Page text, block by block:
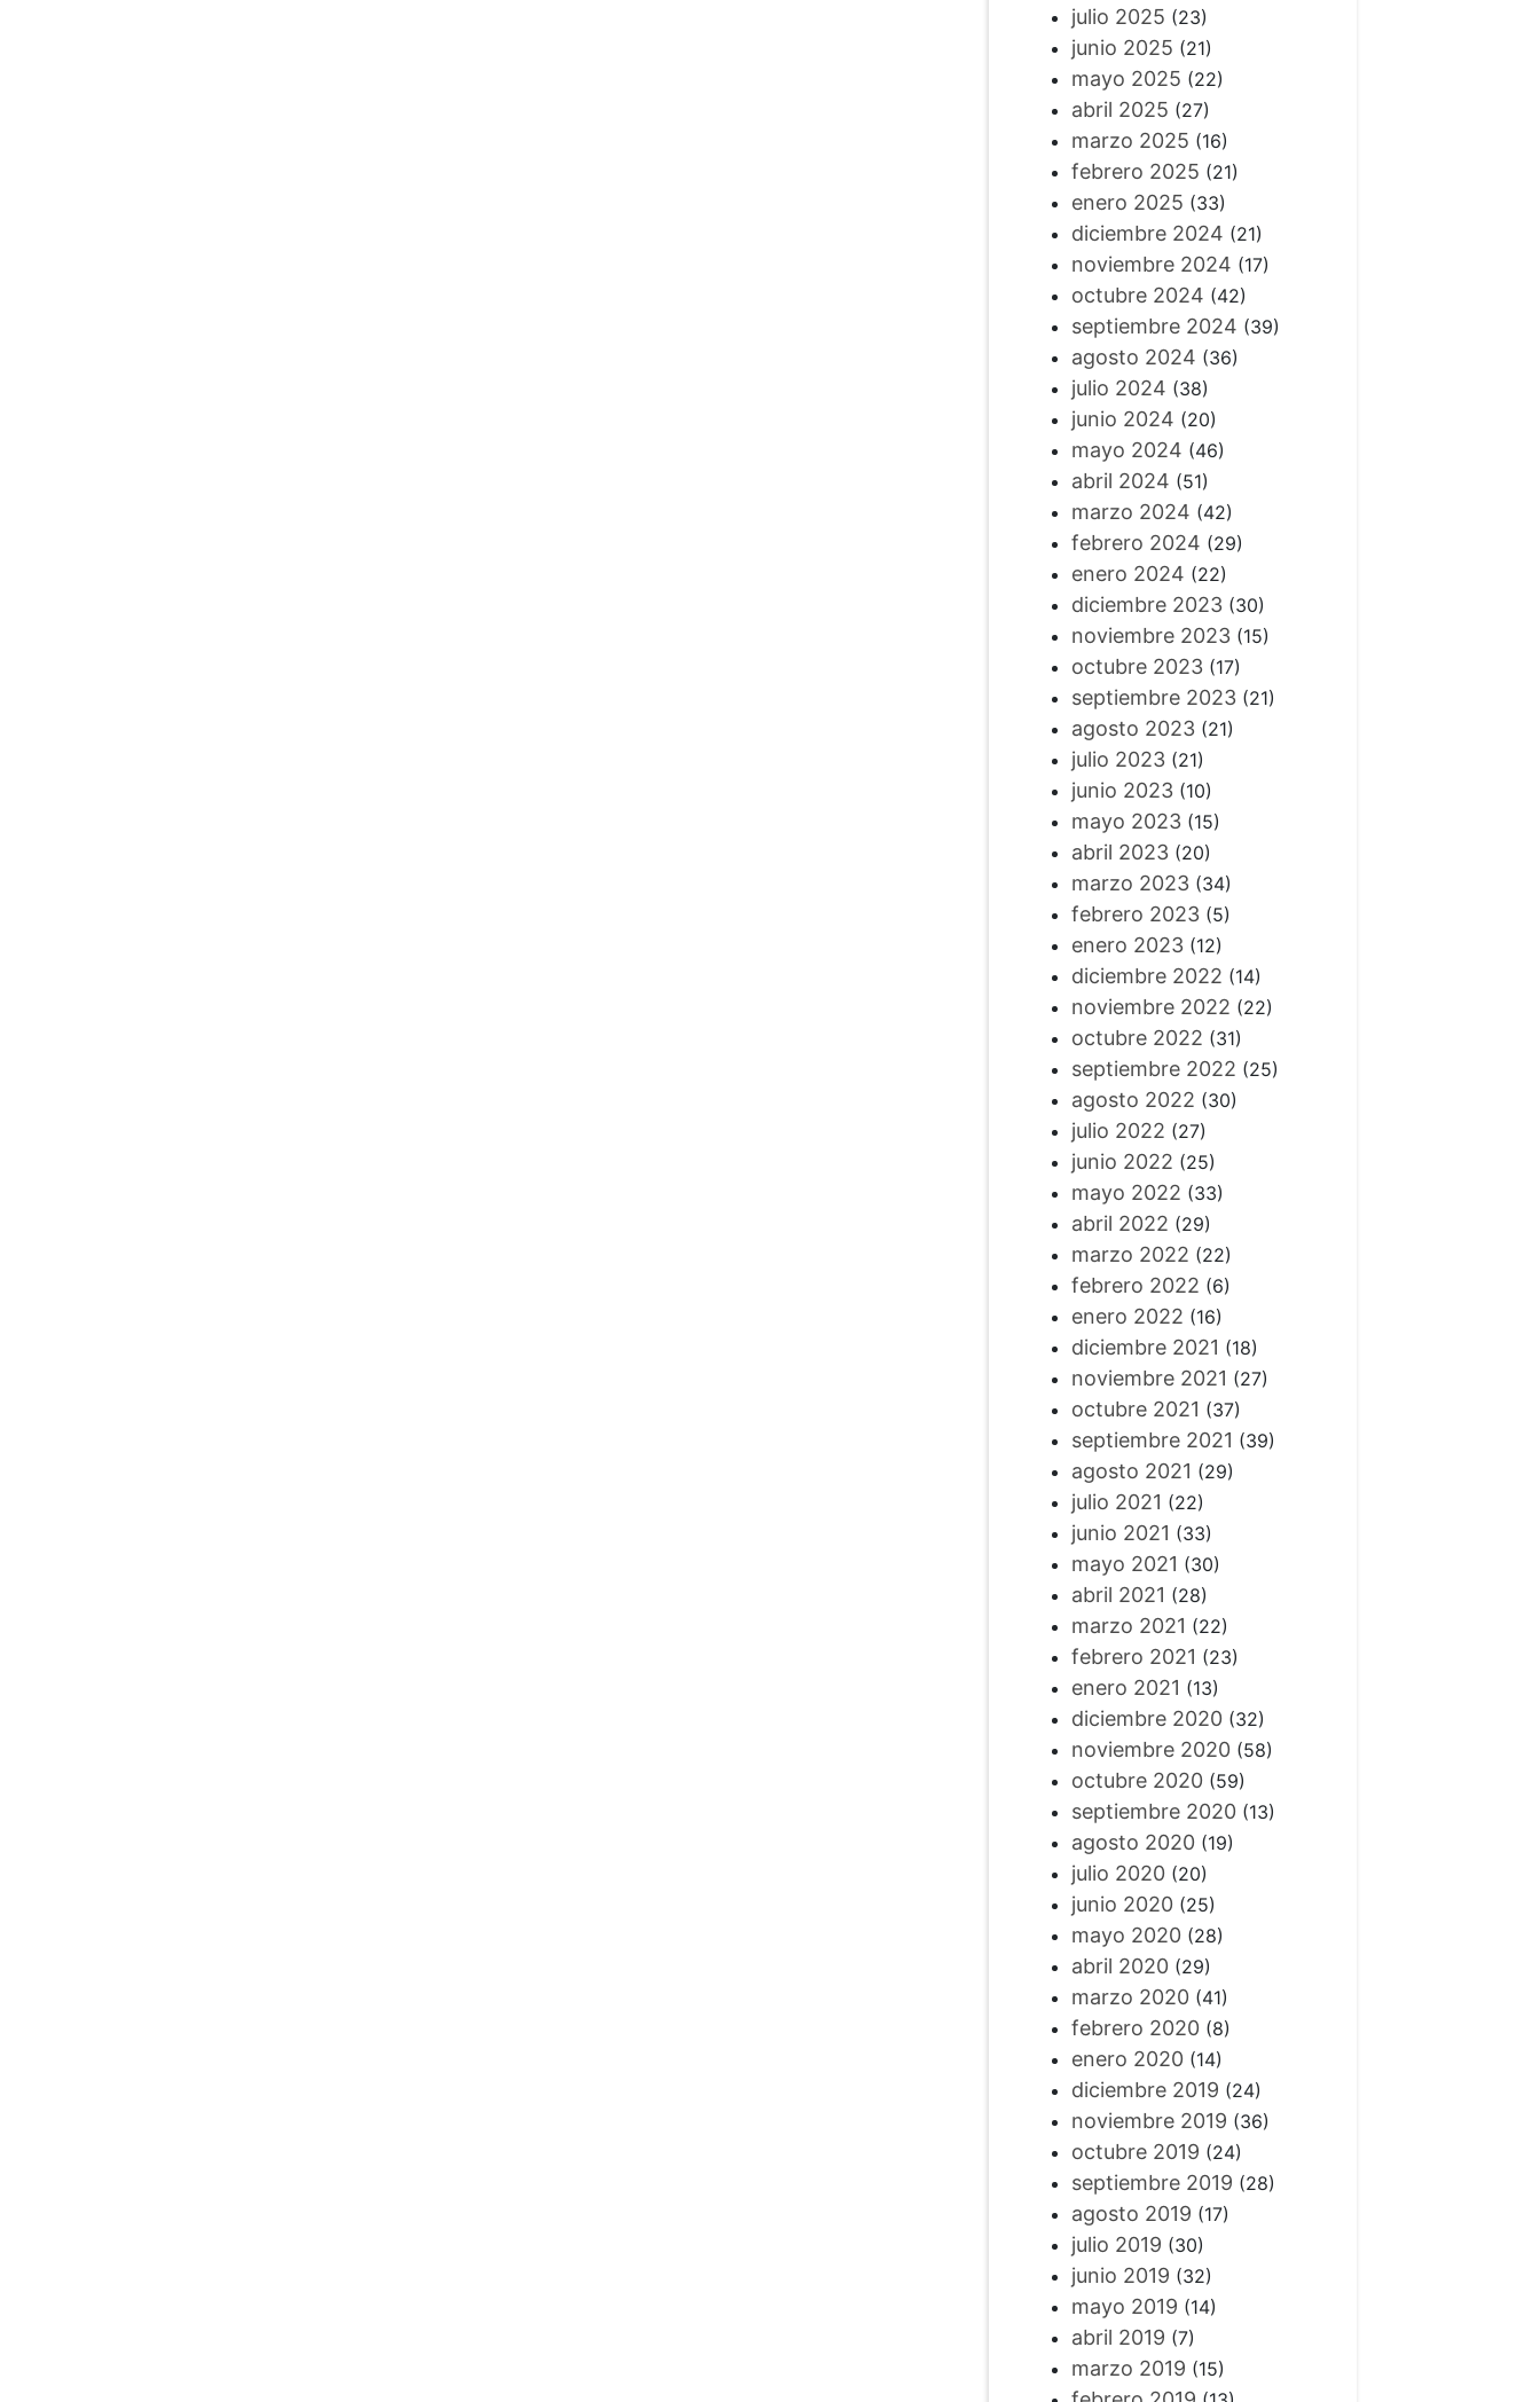
julio 2025 (23)
junio 2025 (21)
mayo 2025 (22)
abril 2025 (27)
marzo 2025 (16)
febrero 2025 (21)
enero 2025 (33)
diciembre 2024 (21)
noviembre 2024 (17)
octubre 2024 (42)
septiembre 2024 (39)
agosto 2024 (36)
julio 2024 (38)
junio 2024 (20)
mayo 2024 (46)
abril 2024 (51)
marzo 2024 (42)
febrero 2024 (29)
enero 2024 (22)
diciembre 2023(30)
noviembre 2023(15)
octubre 2023(17)
septiembre 2023(21)
agosto 2023(21)
julio 2023(21)
junio 2023(10)
mayo 2023(15)
abril 2023(20)
marzo 2023(34)
febrero 2023(5)
enero 2023(12)
diciembre 2022 (14)
noviembre 2022 (22)
octubre 2022 (31)
septiembre 2022 (25)
agosto 2022 (30)
julio 2022 (27)
junio 2022 (25)
mayo 2022 (33)
abril 2022 (29)
marzo 2022 (22)
febrero 2022 (6)
enero 2022 (16)
diciembre 2021 (18)
noviembre 2021 (27)
octubre 2021 (37)
septiembre 2021 (39)
agosto 2021 (29)
julio 2021 (22)
junio 2021 (33)
mayo 2021 (30)
abril 2021 (28)
marzo 2021 (22)
febrero 2021 (23)
enero 2021 (13)
diciembre 2020(32)
noviembre 2020(58)
octubre 2020(59)
septiembre 2020(13)
agosto 2020(19)
julio 2020(20)
junio 2020(25)
mayo 2020(28)
abril 2020(29)
marzo 2020(41)
febrero 2020(8)
enero 2020(14)
diciembre 2019 (24)
noviembre 2019 (36)
octubre 2019 (24)
septiembre 2019 (28)
agosto 2019 (17)
julio 2019 (30)
junio 2019 (32)
mayo 2019 (14)
abril 2019 (7)
marzo 2019 (15)